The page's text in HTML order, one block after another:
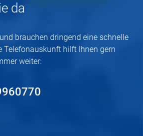
da
brauchen dringend eine schnelle
Telefonauskunft hilft Ihnen gern
weiter: